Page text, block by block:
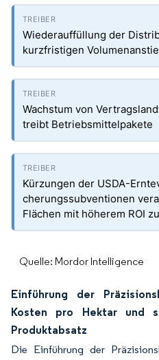
Wiederauffüllung der
kurzfristigen
Wachstum von
treibt Betriebsmittelpakete
Kürzungen der USDA-
cherungssubventionen
Flächen mit höherem ROI
Quelle: Mordor Intelligence
Einführung der
Kosten pro Hektar und
Produktabsatz
Die Einführung der